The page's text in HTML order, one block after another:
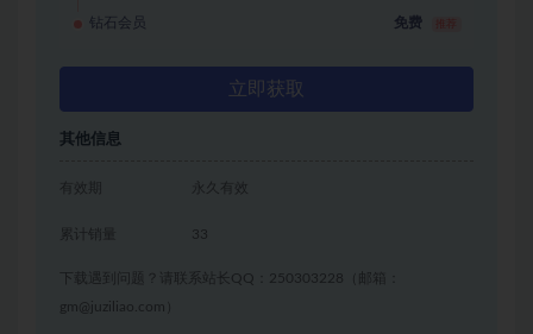
钻石会员 免费
立即获取
其他信息
有效期 永久有效
累计销量 33
下载遇到问题？请联系站长QQ：250303228（邮箱：
gm@juziliao.com）